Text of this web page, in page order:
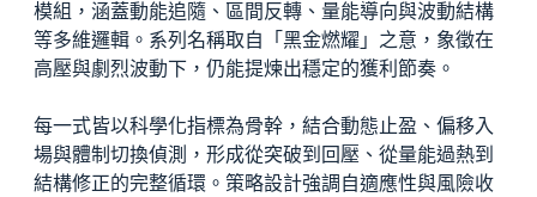
模組，涵蓋動能追隨、區間反轉、量能導向與波動結構
等多維邏輯。系列名稱取自「黑金燃耀」之意，象徵在
高壓與劇烈波動下，仍能提煉出穩定的獲利節奏。
每一式皆以科學化指標為骨幹，結合動態止盈、偏移入
場與體制切換偵測，形成從突破到回壓、從量能過熱到
結構修正的完整循環。策略設計強調自適應性與風險收